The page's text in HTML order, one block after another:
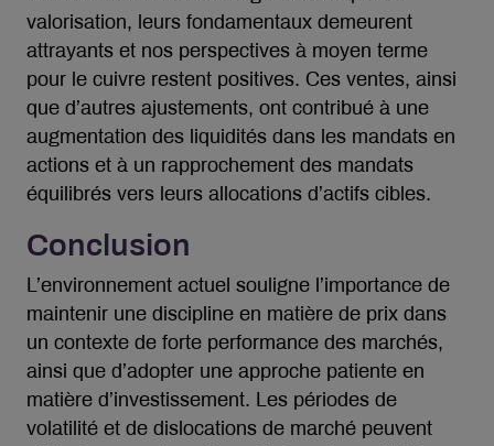
valorisation, leurs fondamentaux demeurent
attrayants et nos perspectives à moyen terme
pour le cuivre restent positives. Ces ventes, ainsi
que d’autres ajustements, ont contribué à une
augmentation des liquidités dans les mandats en
actions et à un rapprochement des mandats
équilibrés vers leurs allocations d’actifs cibles.
Conclusion
L’environnement actuel souligne l’importance de
maintenir une discipline en matière de prix dans
un contexte de forte performance des marchés,
ainsi que d’adopter une approche patiente en
matière d’investissement. Les périodes de
volatilité et de dislocations de marché peuvent